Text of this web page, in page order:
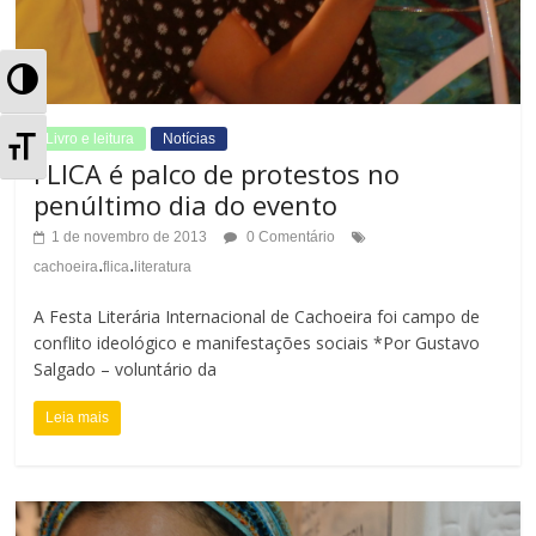
A
t
A
Livro e leitura Notícias
FLICA é palco de protestos no
penúltimo dia do evento
1 de novembro de 2013
0 Comentário
cachoeira.flica. literatura
A Festa Literária Internacional de Cachoeira foi campo de
conflito ideológico e manifestações sociais *Por Gustavo
Salgado – voluntário da
Leia mais